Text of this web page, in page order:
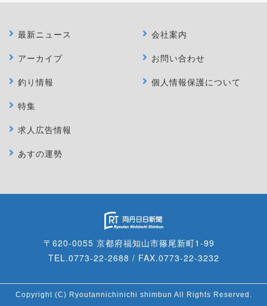
最新ニュース
アーカイブ
釣り情報
特集
求人広告情報
あすの運勢
会社案内
お問い合わせ
個人情報保護について
〒620-0055 京都府福知山市篠尾新町1-99
TEL.0773-22-2688 / FAX.0773-22-3232
Copyright (C) Ryoutannichinichi shimbun All Rights Reserved.